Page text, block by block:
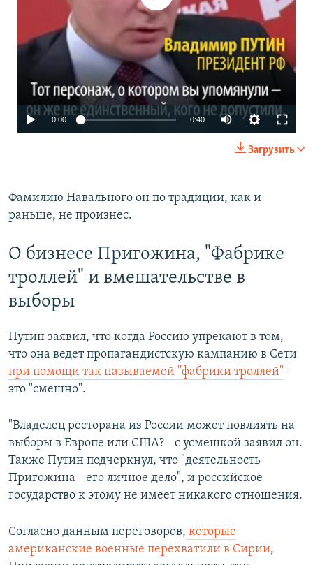
0:00 0:40
Загрузить
Фамилию Навального он по традиции, как и
раньше, не произнес.
О бизнесе Пригожина, "Фабрике
троллей" и вмешательстве в
выборы
Путин заявил, что когда Россию упрекают в том,
что она ведет пропагандистскую кампанию в Сети
при помощи так называемой "фабрики троллей" -
это "смешно".
"Владелец ресторана из России может повлиять на
выборы в Европе или США? - с усмешкой заявил он.
Также Путин подчеркнул, что "деятельность
Пригожина - его личное дело", и российское
государство к этому не имеет никакого отношения.
Согласно данным переговоров, которые
американские военные перехватили в Сирии,